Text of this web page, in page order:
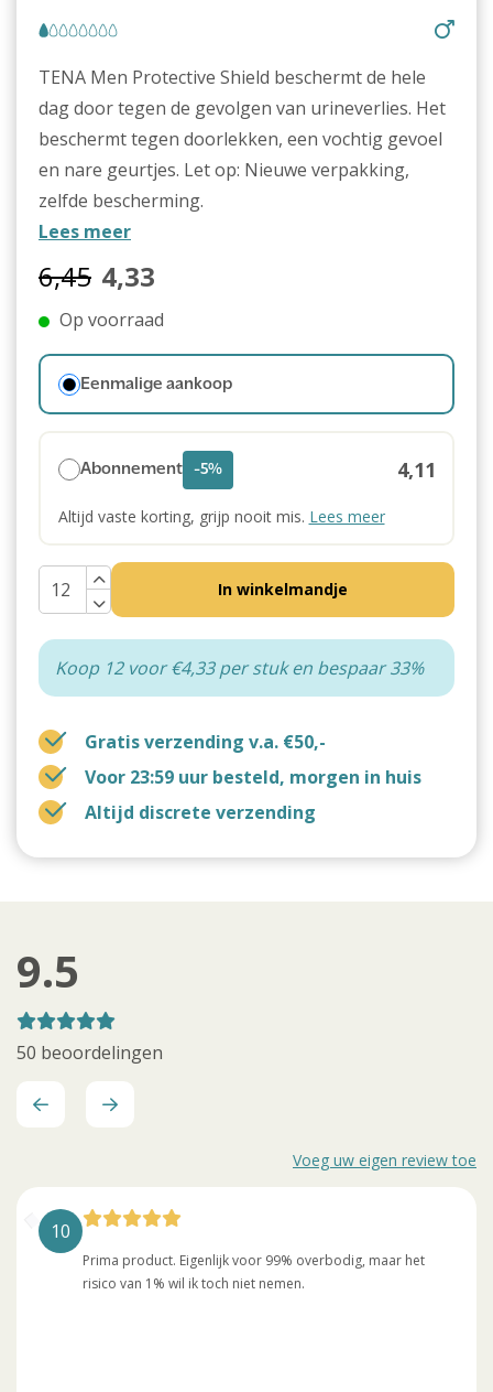
TENA Men Protective Shield beschermt de hele
dag door tegen de gevolgen van urineverlies. Het
beschermt tegen doorlekken, een vochtig gevoel
en nare geurtjes. Let op: Nieuwe verpakking,
zelfde bescherming.
Lees meer
6,45 4,33
Op voorraad
Eenmalige aankoop
Abonnement -5% 4,11
Altijd vaste korting, grijp nooit mis. Lees meer
In winkelmandje
Koop 12 voor €4,33 per stuk en bespaar 33%
Gratis verzending v.a. €50,-
Voor 23:59 uur besteld, morgen in huis
Altijd discrete verzending
9.5
50 beoordelingen
Voeg uw eigen review toe
10
Prima product. Eigenlijk voor 99% overbodig, maar het
risico van 1% wil ik toch niet nemen.